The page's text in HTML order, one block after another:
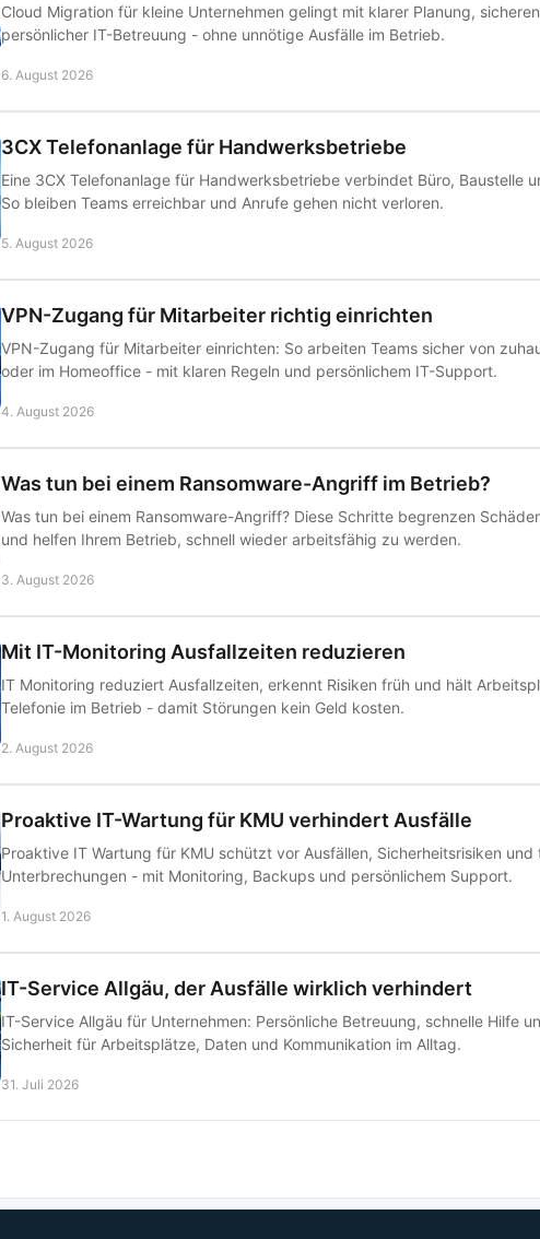
Cloud Migration für kleine Unternehmen gelingt mit klarer Planung,
persönlicher IT-Betreuung - ohne unnötige Ausfälle im Betrieb.
6. August 2026
3CX Telefonanlage für Handwerksbetriebe
Eine 3CX Telefonanlage für Handwerksbetriebe verbindet Büro, Baustelle
So bleiben Teams erreichbar und Anrufe gehen nicht verloren.
5. August 2026
VPN-Zugang für Mitarbeiter richtig einrichten
VPN-Zugang für Mitarbeiter einrichten: So arbeiten Teams sicher von
oder im Homeoffice - mit klaren Regeln und persönlichem IT-Support.
4. August 2026
Was tun bei einem Ransomware-Angriff im Betrieb?
Was tun bei einem Ransomware-Angriff? Diese Schritte begrenzen
und helfen Ihrem Betrieb, schnell wieder arbeitsfähig zu werden.
3. August 2026
Mit IT-Monitoring Ausfallzeiten reduzieren
IT Monitoring reduziert Ausfallzeiten, erkennt Risiken früh und hält
Telefonie im Betrieb - damit Störungen kein Geld kosten.
2. August 2026
Proaktive IT-Wartung für KMU verhindert Ausfälle
Proaktive IT Wartung für KMU schützt vor Ausfällen, Sicherheitsrisiken und
Unterbrechungen - mit Monitoring, Backups und persönlichem Support.
1. August 2026
IT-Service Allgäu, der Ausfälle wirklich verhindert
IT-Service Allgäu für Unternehmen: Persönliche Betreuung, schnelle Hilfe
Sicherheit für Arbeitsplätze, Daten und Kommunikation im Alltag.
31. Juli 2026